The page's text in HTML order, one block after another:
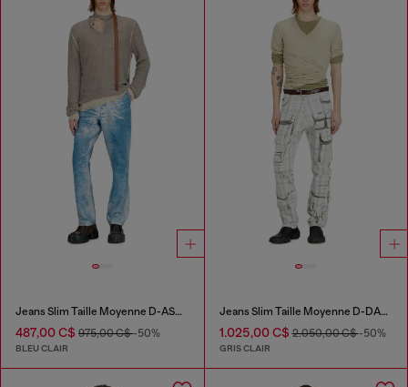
Jeans Slim Taille Moyenne D-ASKAR
487,00 C$ 975,00 C$-50%
BLEU CLAIR
Jeans Slim Taille Moyenne D-DAREK
1.025,00 C$2.050,00 C$-50%
GRIS CLAIR